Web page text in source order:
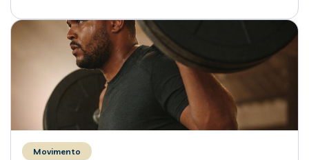
Movimento